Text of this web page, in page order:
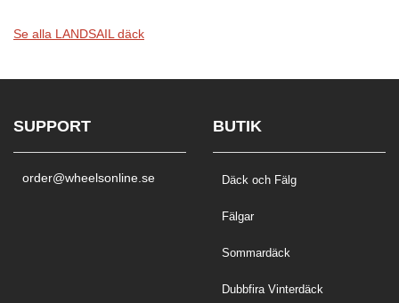
Se alla LANDSAIL däck
SUPPORT
order@wheelsonline.se
BUTIK
Däck och Fälg
Fälgar
Sommardäck
Dubbfira Vinterdäck